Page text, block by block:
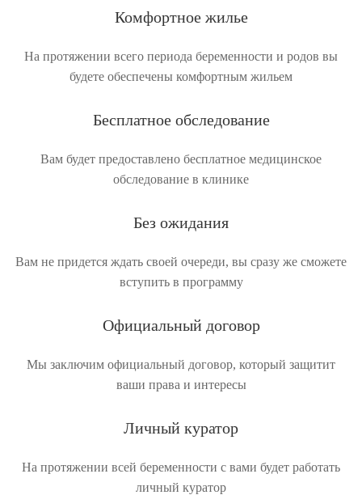
Комфортное жилье
На протяжении всего периода беременности и родов вы
будете обеспечены комфортным жильем
Бесплатное обследование
Вам будет предоставлено бесплатное медицинское
обследование в клинике
Без ожидания
Вам не придется ждать своей очереди, вы сразу же сможете
вступить в программу
Официальный договор
Мы заключим официальный договор, который защитит
ваши права и интересы
Личный куратор
На протяжении всей беременности с вами будет работать
личный куратор